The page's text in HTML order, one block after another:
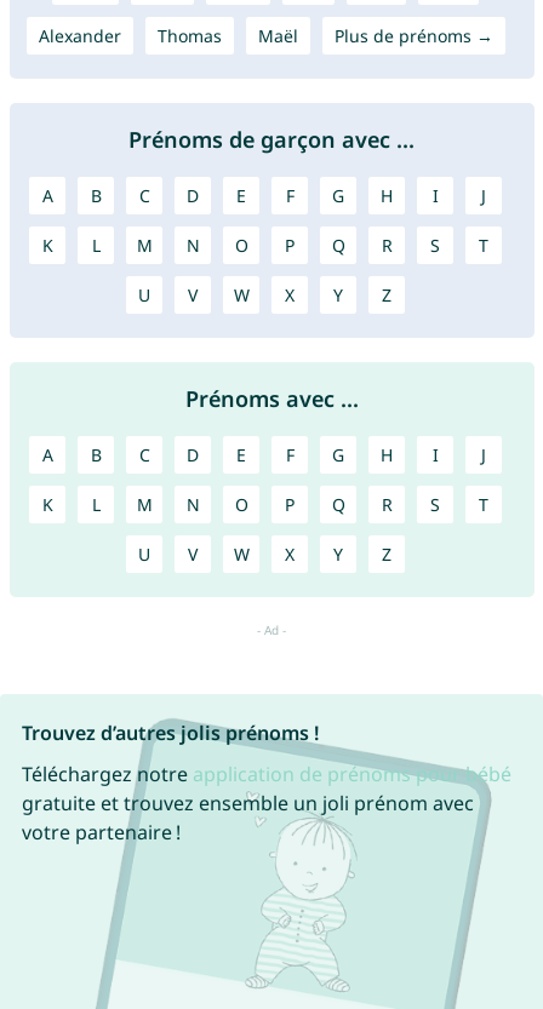
Alexander Thomas Maël Plus de prénoms →
Prénoms de garçon avec ...
A B C D E F G H I J
K L M N O P Q R S T
U V W X Y Z
Prénoms avec ...
A B C D E F G H I J
K L M N O P Q R S T
U V W X Y Z
Trouvez d’autres jolis prénoms !
Téléchargez notre application de prénoms pour bébé
gratuite et trouvez ensemble un joli prénom avec
votre partenaire !